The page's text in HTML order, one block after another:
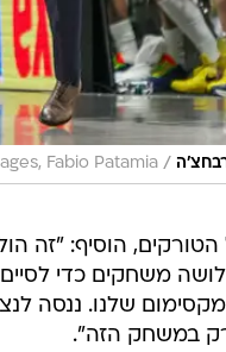
/
Fabio Patamia
הטורקים, הוסיף: "זה
משחקים כדי
שלנו.
במשחק הזה".